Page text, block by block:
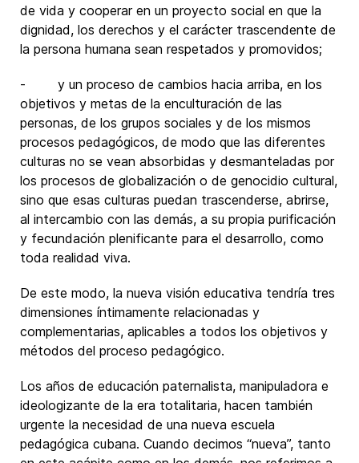
de vida y cooperar en un proyecto social en que la
dignidad, los derechos y el carácter trascendente de
la persona humana sean respetados y promovidos;
- y un proceso de cambios hacia arriba, en los
objetivos y metas de la enculturación de las
personas, de los grupos sociales y de los mismos
procesos pedagógicos, de modo que las diferentes
culturas no se vean absorbidas y desmanteladas por
los procesos de globalización o de genocidio cultural,
sino que esas culturas puedan trascenderse, abrirse,
al intercambio con las demás, a su propia purificación
y fecundación plenificante para el desarrollo, como
toda realidad viva.
De este modo, la nueva visión educativa tendría tres
dimensiones íntimamente relacionadas y
complementarias, aplicables a todos los objetivos y
métodos del proceso pedagógico.
Los años de educación paternalista, manipuladora e
ideologizante de la era totalitaria, hacen también
urgente la necesidad de una nueva escuela
pedagógica cubana. Cuando decimos “nueva”, tanto